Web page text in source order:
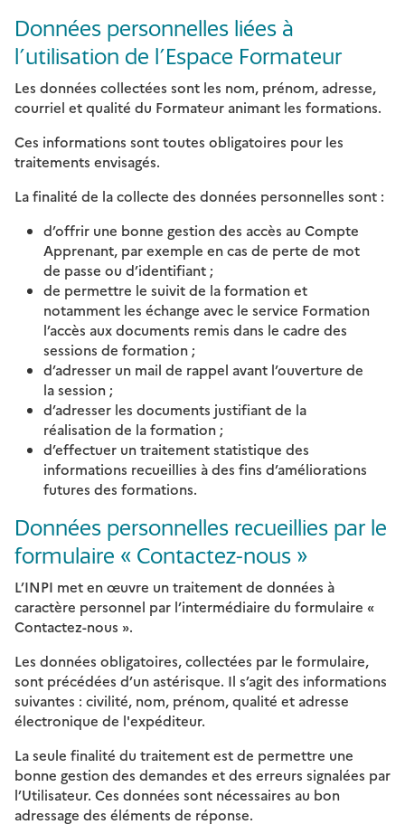
Données personnelles liées à
l’utilisation de l’Espace Formateur
Les données collectées sont les nom, prénom, adresse,
courriel et qualité du Formateur animant les formations.
Ces informations sont toutes obligatoires pour les
traitements envisagés.
La finalité de la collecte des données personnelles sont :
d’offrir une bonne gestion des accès au Compte
Apprenant, par exemple en cas de perte de mot
de passe ou d’identifiant ;
de permettre le suivit de la formation et
notamment les échange avec le service Formation
l’accès aux documents remis dans le cadre des
sessions de formation ;
d’adresser un mail de rappel avant l’ouverture de
la session ;
d’adresser les documents justifiant de la
réalisation de la formation ;
d’effectuer un traitement statistique des
informations recueillies à des fins d’améliorations
futures des formations.
Données personnelles recueillies par le
formulaire « Contactez-nous »
L’INPI met en œuvre un traitement de données à
caractère personnel par l’intermédiaire du formulaire «
Contactez-nous ».
Les données obligatoires, collectées par le formulaire,
sont précédées d’un astérisque. Il s’agit des informations
suivantes : civilité, nom, prénom, qualité et adresse
électronique de l'expéditeur.
La seule finalité du traitement est de permettre une
bonne gestion des demandes et des erreurs signalées par
l’Utilisateur. Ces données sont nécessaires au bon
adressage des éléments de réponse.